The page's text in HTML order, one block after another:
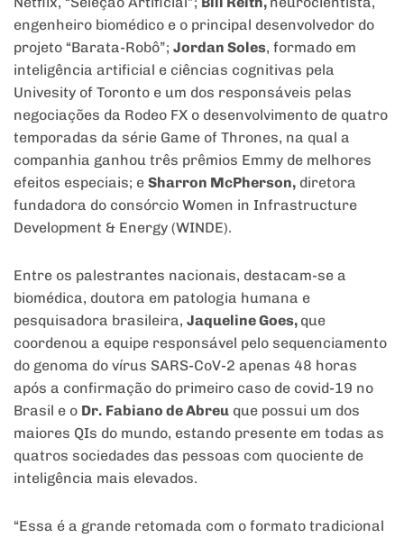
engenheiro biomédico e o principal desenvolvedor do
projeto “Barata-Robô”; Jordan Soles, formado em
inteligência artificial e ciências cognitivas pela
Univesity of Toronto e um dos responsáveis pelas
negociações da Rodeo FX o desenvolvimento de quatro
temporadas da série Game of Thrones, na qual a
companhia ganhou três prêmios Emmy de melhores
efeitos especiais; e Sharron McPherson, diretora
fundadora do consórcio Women in Infrastructure
Development & Energy (WINDE).
Entre os palestrantes nacionais, destacam-se a
biomédica, doutora em patologia humana e
pesquisadora brasileira, Jaqueline Goes, que
coordenou a equipe responsável pelo sequenciamento
do genoma do vírus SARS-CoV-2 apenas 48 horas
após a confirmação do primeiro caso de covid-19 no
Brasil e o Dr. Fabiano de Abreu que possui um dos
maiores QIs do mundo, estando presente em todas as
quatros sociedades das pessoas com quociente de
inteligência mais elevados.
“Essa é a grande retomada com o formato tradicional